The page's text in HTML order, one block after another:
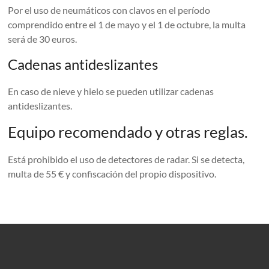
Por el uso de neumáticos con clavos en el período
comprendido entre el 1 de mayo y el 1 de octubre, la multa
será de 30 euros.
Cadenas antideslizantes
En caso de nieve y hielo se pueden utilizar cadenas
antideslizantes.
Equipo recomendado y otras reglas.
Está prohibido el uso de detectores de radar. Si se detecta,
multa de 55 € y confiscación del propio dispositivo.